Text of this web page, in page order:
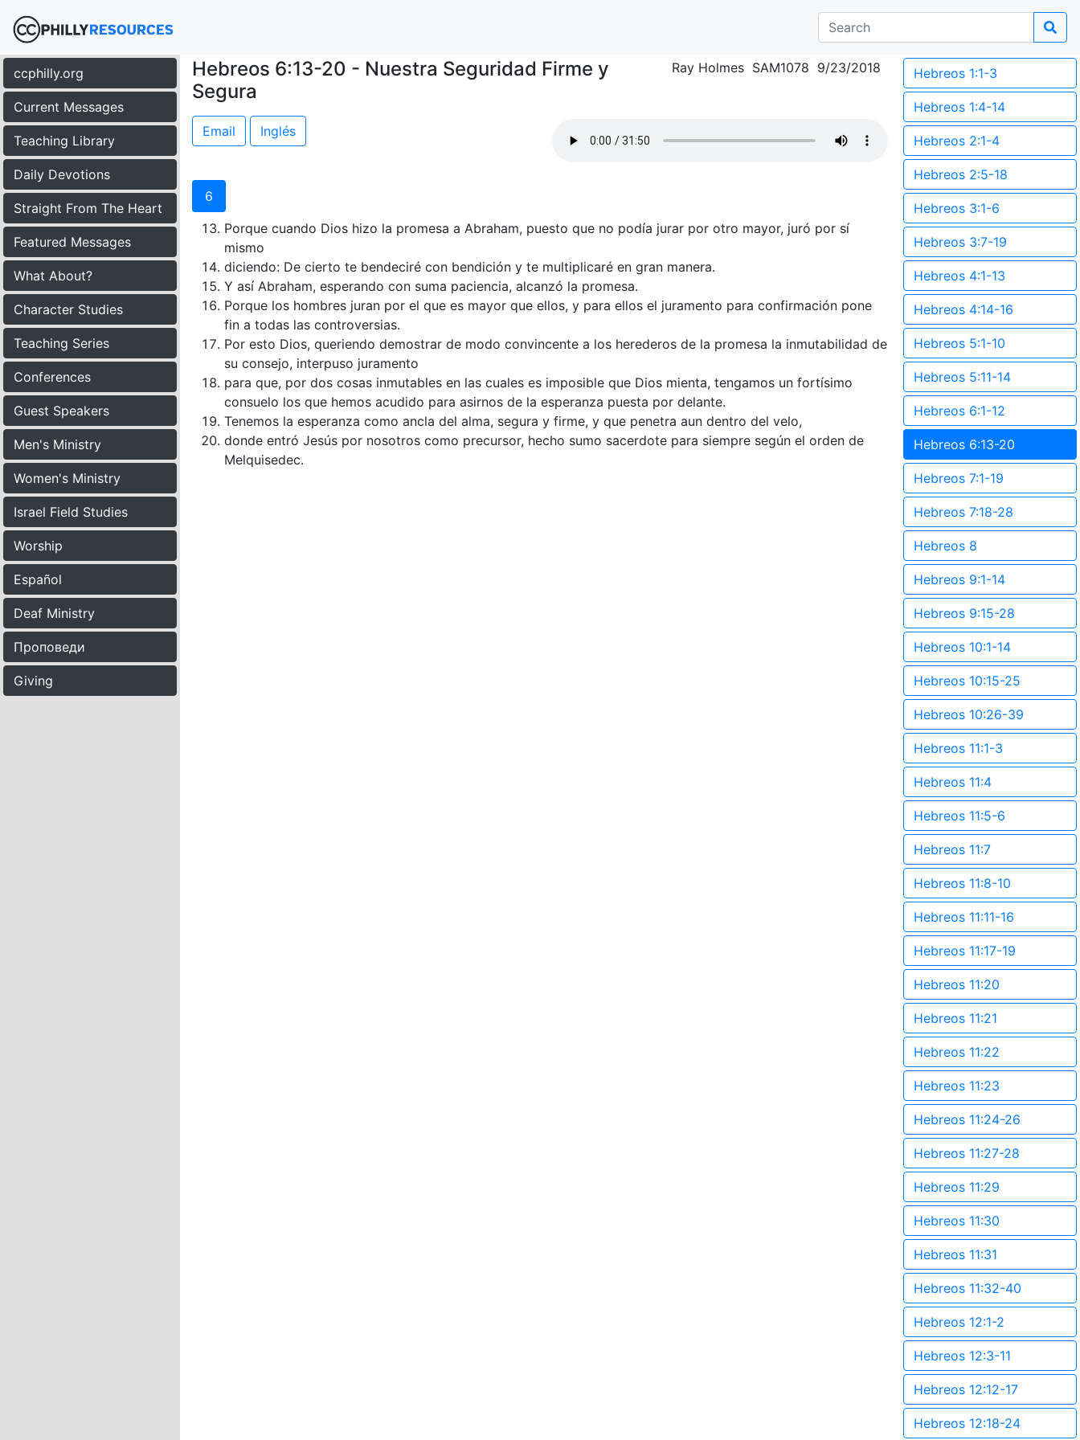
ccphilly.org
Current Messages
Teaching Library
Daily Devotions
Straight From The Heart
Featured Messages
What About?
Character Studies
Teaching Series
Conferences
Guest Speakers
Men's Ministry
Women's Ministry
Israel Field Studies
Worship
Español
Deaf Ministry
Проповеди
Giving
Hebreos 6:13-20 - Nuestra Seguridad Firme y
Segura
Ray Holmes SAM1078 9/23/2018
Email Inglés
6
Porque cuando Dios hizo la promesa a Abraham, puesto que no podía jurar por otro mayor, juró por sí
mismo
diciendo: De cierto te bendeciré con bendición y te multiplicaré en gran manera.
Y así Abraham, esperando con suma paciencia, alcanzó la promesa.
Porque los hombres juran por el que es mayor que ellos, y para ellos el juramento para confirmación pone
fin a todas las controversias.
Por esto Dios, queriendo demostrar de modo convincente a los herederos de la promesa la inmutabilidad de
su consejo, interpuso juramento
para que, por dos cosas inmutables en las cuales es imposible que Dios mienta, tengamos un fortísimo
consuelo los que hemos acudido para asirnos de la esperanza puesta por delante.
Tenemos la esperanza como ancla del alma, segura y firme, y que penetra aun dentro del velo,
donde entró Jesús por nosotros como precursor, hecho sumo sacerdote para siempre según el orden de
Melquisedec.
Hebreos 1:1-3
Hebreos 1:4-14
Hebreos 2:1-4
Hebreos 2:5-18
Hebreos 3:1-6
Hebreos 3:7-19
Hebreos 4:1-13
Hebreos 4:14-16
Hebreos 5:1-10
Hebreos 5:11-14
Hebreos 6:1-12
Hebreos 6:13-20
Hebreos 7:1-19
Hebreos 7:18-28
Hebreos 8
Hebreos 9:1-14
Hebreos 9:15-28
Hebreos 10:1-14
Hebreos 10:15-25
Hebreos 10:26-39
Hebreos 11:1-3
Hebreos 11:4
Hebreos 11:5-6
Hebreos 11:7
Hebreos 11:8-10
Hebreos 11:11-16
Hebreos 11:17-19
Hebreos 11:20
Hebreos 11:21
Hebreos 11:22
Hebreos 11:23
Hebreos 11:24-26
Hebreos 11:27-28
Hebreos 11:29
Hebreos 11:30
Hebreos 11:31
Hebreos 11:32-40
Hebreos 12:1-2
Hebreos 12:3-11
Hebreos 12:12-17
Hebreos 12:18-24